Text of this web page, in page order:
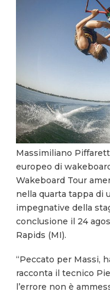
Massimiliano
europeo di
Wakeboard Tour
nella quarta tappa di
impegnative della
conclusione il 24
Rapids (MI).
“Peccato per Massi,
racconta il tecnico
l’errore non è